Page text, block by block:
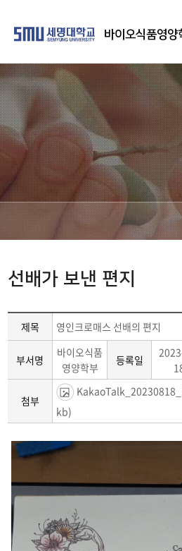
바이오식품영양
선배가 보낸 편지
제목 영인크로매스 선배의 편지
부서명
바이오식품
영양학부
등록일
첨부
kb)